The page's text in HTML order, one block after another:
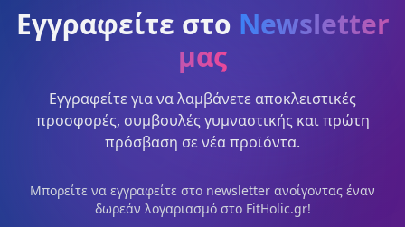
Εγγραφείτε στο Newsletter
μας
Εγγραφείτε για να λαμβάνετε αποκλειστικές
προσφορές, συμβουλές γυμναστικής και πρώτη
πρόσβαση σε νέα προϊόντα.
Μπορείτε να εγγραφείτε στο newsletter ανοίγοντας έναν
δωρεάν λογαριασμό στο FitHolic.gr!